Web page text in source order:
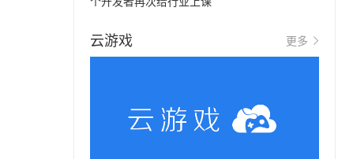
云游戏 更多